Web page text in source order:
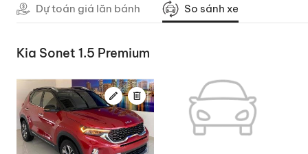
Dự toán giá lăn bánh So sánh xe
Kia Sonet 1.5 Premium